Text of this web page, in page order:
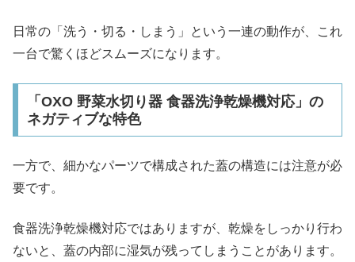
日常の「洗う・切る・しまう」という一連の動作が、これ
一台で驚くほどスムーズになります。
「OXO 野菜水切り器 食器洗浄乾燥機対応」の
ネガティブな特色
一方で、細かなパーツで構成された蓋の構造には注意が必
要です。
食器洗浄乾燥機対応ではありますが、乾燥をしっかり行わ
ないと、蓋の内部に湿気が残ってしまうことがあります。